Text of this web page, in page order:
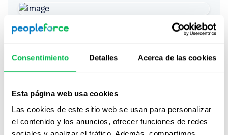
Consentimiento Detalles Acerca de las cookies
Esta página web usa cookies
Las cookies de este sitio web se usan para personalizar
el contenido y los anuncios, ofrecer funciones de redes
Rápida y sencilla: así es como se verá
tu comunicación con los candidatos,
mejorada por las plantillas de